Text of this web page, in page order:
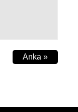
Anka »